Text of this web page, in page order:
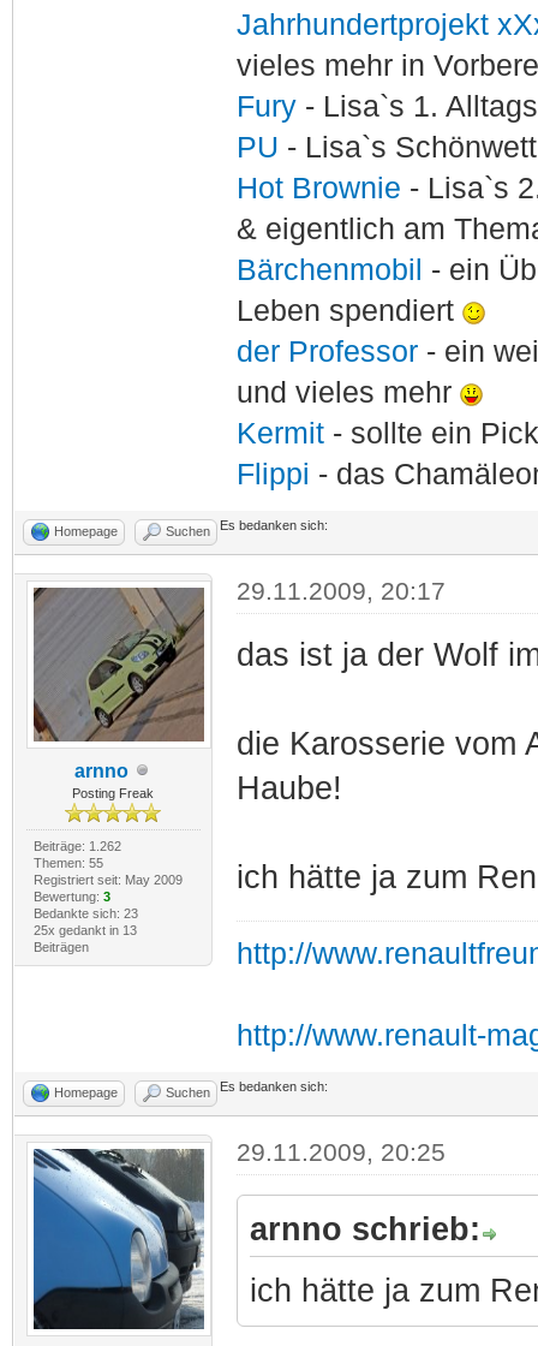
Jahrhundertprojekt
vieles mehr in
Fury - Lisa`s 1.
PU - Lisa`s
Hot Brownie - Lisa`s
& eigentlich am
Bärchenmobil - ein
Leben spendiert
der Professor - ein
und vieles mehr
Kermit- sollte ein
Flippi - das
Homepage Suchen Es bedanken sich:
arnno
Posting Freak
Beiträge: 1.262
Themen: 55
Registriert seit: May 2009
Bewertung: 3
Bedankte sich: 23
25x gedankt in 13
Beiträgen
29.11.2009, 20:17
das ist ja der Wolf
die Karosserie vom
Haube!
ich hätte ja zum
http://
http://www.renault-
Homepage Suchen Es bedanken sich:
29.11.2009, 20:25
arnno schrieb:
ich hätte ja zum